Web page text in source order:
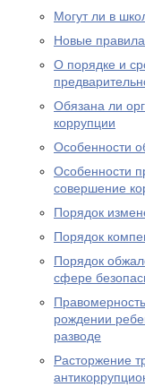
Могут ли в
Новые
О порядке и
Обязана ли
коррупции
Особенности
Особенности
совершение
Порядок
Порядок
Порядок
сфере
рождении
разводе
Расторжение